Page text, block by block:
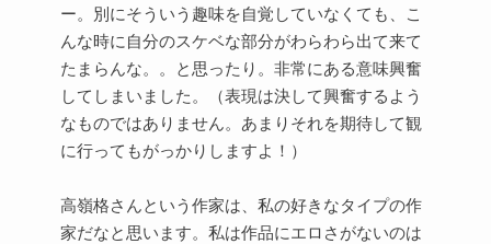
ー。別にそういう趣味を自覚していなくても、こ
んな時に自分のスケベな部分がわらわら出て来て
たまらんな。。と思ったり。非常にある意味興奮
してしまいました。（表現は決して興奮するよう
なものではありません。あまりそれを期待して観
に行ってもがっかりしますよ！）
高嶺格さんという作家は、私の好きなタイプの作
家だなと思います。私は作品にエロさがないのは